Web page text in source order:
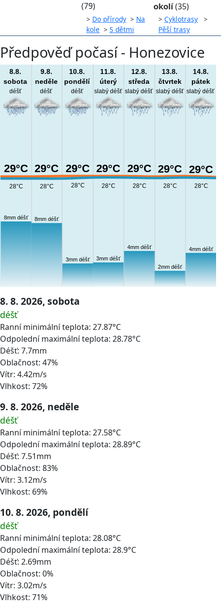
(79)
okolí(35)
> Do přírody > Na
kole > S dětmi
> Cyklotrasy >
Pěší trasy
Předpověď počasí - Honezovice
29°C
28°C
8mm déšť
8.8.
sobota
déšť
29°C
28°C
8mm déšť
9.8.
neděle
déšť
29°C
28°C
3mm déšť
10.8.
pondělí
déšť
29°C
28°C
3mm déšť
11.8.
úterý
slabý déšť
29°C
28°C
4mm déšť
12.8.
středa
slabý déšť
29°C
28°C
2mm déšť
13.8.
čtvrtek
slabý déšť
29°C
28°C
4mm déšť
14.8.
pátek
slabý déšť
8. 8. 2026, sobota
déšť
Ranní minimální teplota: 27.87°C
Odpolední maximální teplota: 28.78°C
Déšť: 7.7mm
Oblačnost: 47%
Vítr: 4.42m/s
Vlhkost: 72%
9. 8. 2026, neděle
déšť
Ranní minimální teplota: 27.58°C
Odpolední maximální teplota: 28.89°C
Déšť: 7.51mm
Oblačnost: 83%
Vítr: 3.12m/s
Vlhkost: 69%
10. 8. 2026, pondělí
déšť
Ranní minimální teplota: 28.08°C
Odpolední maximální teplota: 28.9°C
Déšť: 2.69mm
Oblačnost: 0%
Vítr: 3.02m/s
Vlhkost: 71%